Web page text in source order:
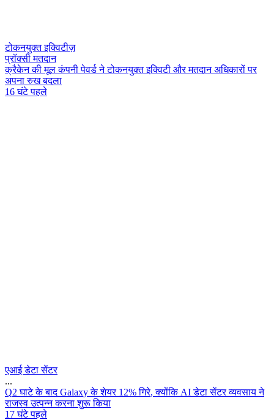
टोकनयुक्त इक्विटीज़
प्रॉक्सी मतदान
करकन क मल कपन पवर न टकनयकत इकट और मतदन अधकर पर
अपन रख बदल
16 घंटे पहले
एआई डेटा सेंटर
...
Q2 घट क बद Galaxy क शयर 1 2% गर, कयक AI डट सटर वयवसय न
रजसव उतपनन करन शर कय
17 घंटे पहले